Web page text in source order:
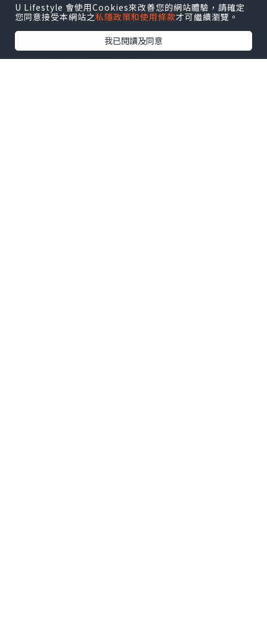
U Lifestyle 會使用Cookies來改善您的網站體驗，請確定
您同意接受本網站之私隱政策和使用條款才可繼續瀏覽。
我已閱讀及同意